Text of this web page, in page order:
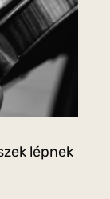
lépnek